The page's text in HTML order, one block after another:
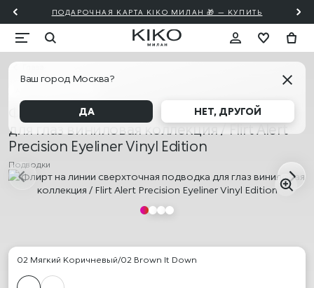
ПОДАРОЧНАЯ КАРТА KIKO МИЛАН 🎁 — КУПИТЬ
Ваш город Москва?
ДА НЕТ, ДРУГОЙ
Флирт на линии сверхточная подводка
для глаз виниловая коллекция / Flirt Alert
Precision Eyeliner Vinyl Edition
Подводки
02 Мягкий Коричневый/02 Brown It Down